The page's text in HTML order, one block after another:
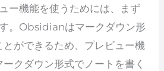
ー機能を使うためには、まず
。Obsidianはマークダウン形
ができるため、プレビュー機
クダウン形式でノートを書く